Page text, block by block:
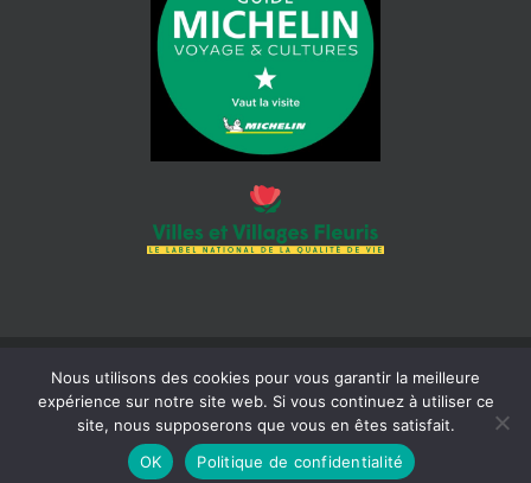
© 2026 Mairie de Cotignac | Tous droits réservés | Siret : 218 300
465 000 18 |Mentions légales| Réalisation :Béaba-informatique
Nous utilisons des cookies pour vous garantir la meilleure
expérience sur notre site web. Si vous continuez à utiliser ce
site, nous supposerons que vous en êtes satisfait.
OK
Politique de confidentialité